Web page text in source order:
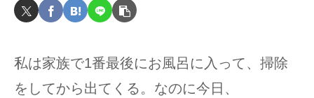
私は家族で1番最後にお風呂に入って、掃除
をしてから出てくる。なのに今日、